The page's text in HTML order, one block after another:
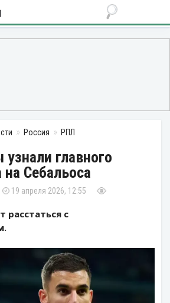
Россия РПЛ
главного
на Себальоса
19 апреля 2026, 12:55
расстаться с